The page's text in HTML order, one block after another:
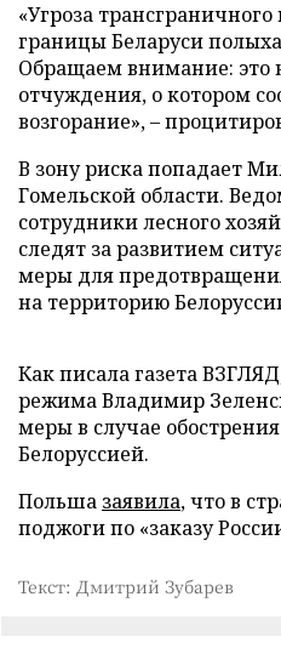
«Угроза
границы Беларуси
Обращаем внимание: это
отчуждения, о котором
возгорание», –
В зону риска попадает
Гомельской области.
сотрудники лесного
следят за развитием
меры для
на территорию
Как писала газета
режима Владимир
меры в случае
Белоруссией.
Польша заявила, что в
поджоги по «заказу
Текст: Дмитрий Зубарев